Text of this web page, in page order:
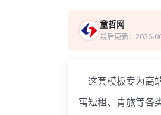
童哲网
最后更新：2026-
这套模板专为高
寓短租、青旅等各